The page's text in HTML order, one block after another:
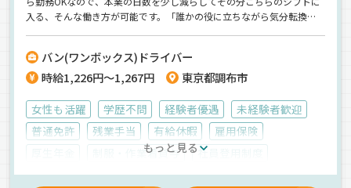
入る、そんな働き方が可能です。「誰かの役に立ちながら気分転換し
バン(ワンボックス)ドライバー
時給1,226円～1,267円
東京都調布市
女性も活躍 学歴不問 経験者優遇
未経験者歓迎
普通免許
残業手当 有給休暇
雇用保険
制服・作業着貸与
社員登用制度
マイカー通勤可
昇給 労災保険
交通費支給
もっと見る